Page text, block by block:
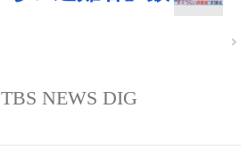
TBS NEWS DIG